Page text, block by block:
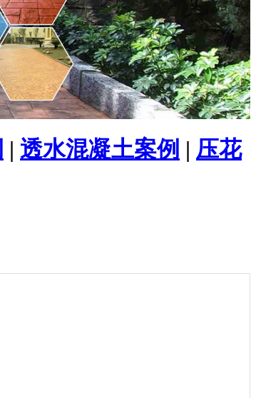
| 透水混凝土案例 | 压花